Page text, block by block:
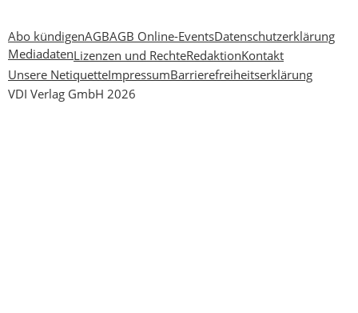
Abo kündigenAGBAGB Online-EventsDatenschutzerklärung
MediadatenLizenzen und RechteRedaktionKontakt
Unsere NetiquetteImpressumBarrierefreiheitserklärung
VDI Verlag GmbH 2026